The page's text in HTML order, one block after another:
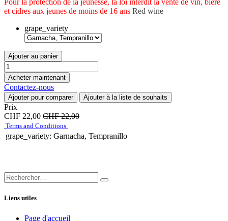
et cidres aux jeunes de moins de 16 ans Red wine
grape_variety
Ajouter au panier
Acheter maintenant
Contactez-nous
Ajouter pour comparer Ajouter à la liste de souhaits
Prix
CHF 22,00 CHF22,00
Terms and Conditions
grape_variety: Garnacha, Tempranillo
Liens utiles
Page d'accueil